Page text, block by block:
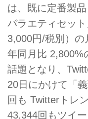
は、既に定番製
バラエティセッ
3,000円/税別）
年同月比 2,800%
話題となり、
20日にかけて「
回も Twitterトレ
43,344回もツイー